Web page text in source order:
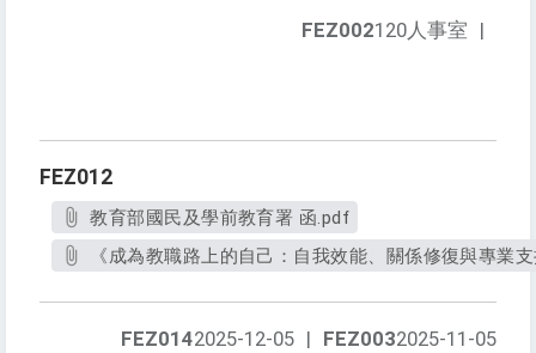
FEZ002120人事室 |
FEZ012
教育部國民及學前教育署 函.pdf
《成為教職路上的自己：自我效能、關係修復與專業
FEZ0032025-11-05
FEZ0142025-12-05 |